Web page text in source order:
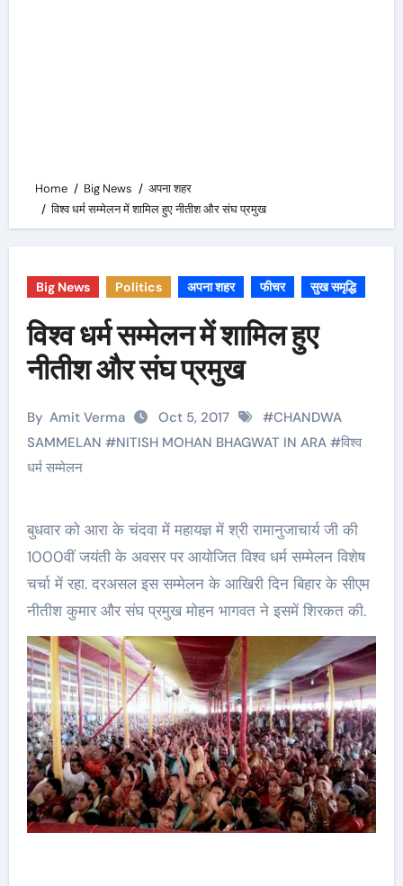
Home Big News
अपना शहर
विश्व धर्म सम्मेलन में शामिल हुए नीतीश और संघ प्रमुख
Big News Politics अपना शहर फीचर सुख समृद्धि
विश्व धर्म सम्मेलन में शामिल हुए
नीतीश और संघ प्रमुख
By Amit Verma Oct 5, 2017 #CHANDWA
SAMMELAN #NITISH MOHAN BHAGWAT IN ARA#विश्व
धर्म सम्मेलन
बुधवार को आरा के चंदवा में महायज्ञ में श्री रामानुजाचार्य जी की
1000वीं जयंती के अवसर पर आयोजित विश्व धर्म सम्मेलन विशेष
चर्चा में रहा. दरअसल इस सम्मेलन के आखिरी दिन बिहार के सीएम
नीतीश कुमार और संघ प्रमुख मोहन भागवत ने इसमें शिरकत की.